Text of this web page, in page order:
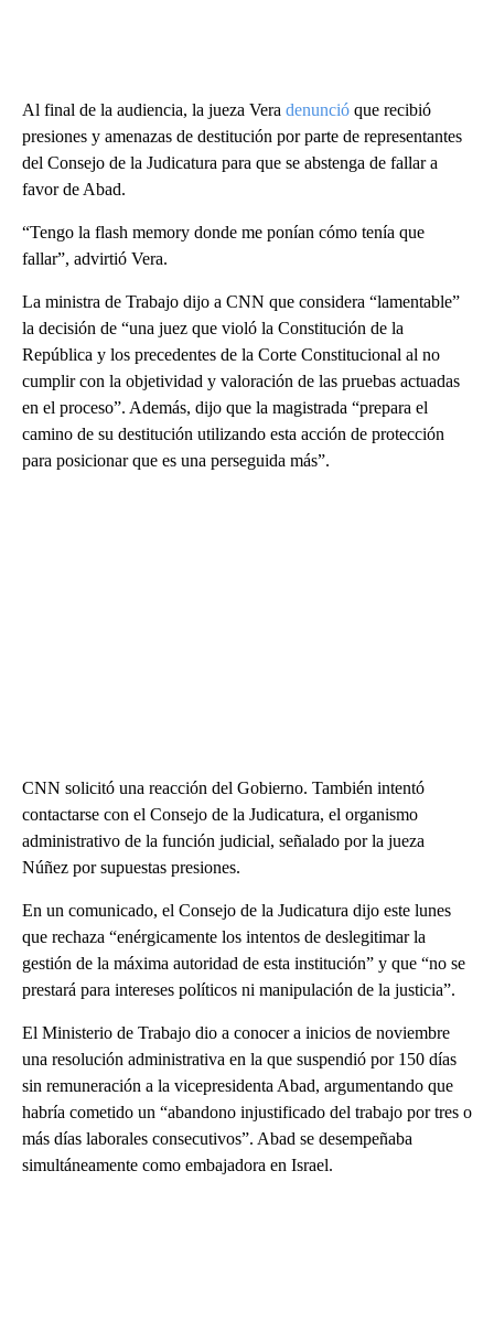
Al final de la audiencia, la jueza Vera denunció que recibió
presiones y amenazas de destitución por parte de representantes
del Consejo de la Judicatura para que se abstenga de fallar a
favor de Abad.
“Tengo la flash memory donde me ponían cómo tenía que
fallar”, advirtió Vera.
La ministra de Trabajo dijo a CNN que considera “lamentable”
la decisión de “una juez que violó la Constitución de la
República y los precedentes de la Corte Constitucional al no
cumplir con la objetividad y valoración de las pruebas actuadas
en el proceso”. Además, dijo que la magistrada “prepara el
camino de su destitución utilizando esta acción de protección
para posicionar que es una perseguida más”.
CNN solicitó una reacción del Gobierno. También intentó
contactarse con el Consejo de la Judicatura, el organismo
administrativo de la función judicial, señalado por la jueza
Núñez por supuestas presiones.
En un comunicado, el Consejo de la Judicatura dijo este lunes
que rechaza “enérgicamente los intentos de deslegitimar la
gestión de la máxima autoridad de esta institución” y que “no se
prestará para intereses políticos ni manipulación de la justicia”.
El Ministerio de Trabajo dio a conocer a inicios de noviembre
una resolución administrativa en la que suspendió por 150 días
sin remuneración a la vicepresidenta Abad, argumentando que
habría cometido un “abandono injustificado del trabajo por tres o
más días laborales consecutivos”. Abad se desempeñaba
simultáneamente como embajadora en Israel.